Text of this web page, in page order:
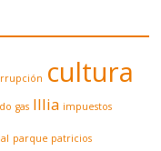
cultura
gas Illia impuestos
parque patricios